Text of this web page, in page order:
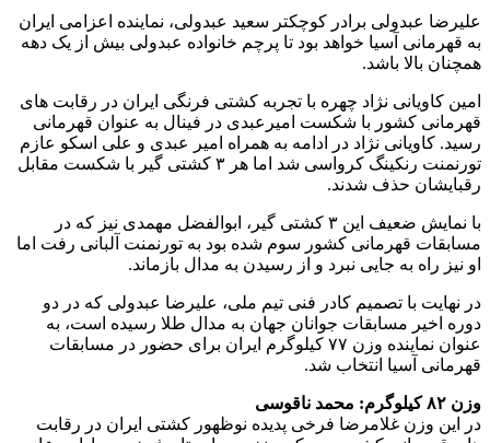
علیرضا عبدولی برادر کوچکتر سعید عبدولی، نماینده اعزامی ایران
به قهرمانی آسیا خواهد بود تا پرچم خانواده عبدولی بیش از یک دهه
همچنان بالا باشد.
امین کاویانی نژاد چهره با تجربه کشتی فرنگی ایران در رقابت های
قهرمانی کشور با شکست امیرعبدی در فینال به عنوان قهرمانی
رسید. کاویانی نژاد در ادامه به همراه امیر عبدی و علی اسکو عازم
تورنمنت رنکینگ کرواسی شد اما هر ۳ کشتی گیر با شکست مقابل
رقبایشان حذف شدند.
با نمایش ضعیف این ۳ کشتی گیر، ابوالفضل مهمدی نیز که در
مسابقات قهرمانی کشور سوم شده بود به تورنمنت آلبانی رفت اما
او نیز راه به جایی نبرد و از رسیدن به مدال بازماند.
در نهایت با تصمیم کادر فنی تیم ملی، علیرضا عبدولی که در دو
دوره اخیر مسابقات جوانان جهان به مدال طلا رسیده است، به
عنوان نماینده وزن ۷۷ کیلوگرم ایران برای حضور در مسابقات
قهرمانی آسیا انتخاب شد.
وزن ۸۲ کیلوگرم: محمد ناقوسی
در این وزن غلامرضا فرخی پدیده نوظهور کشتی ایران در رقابت